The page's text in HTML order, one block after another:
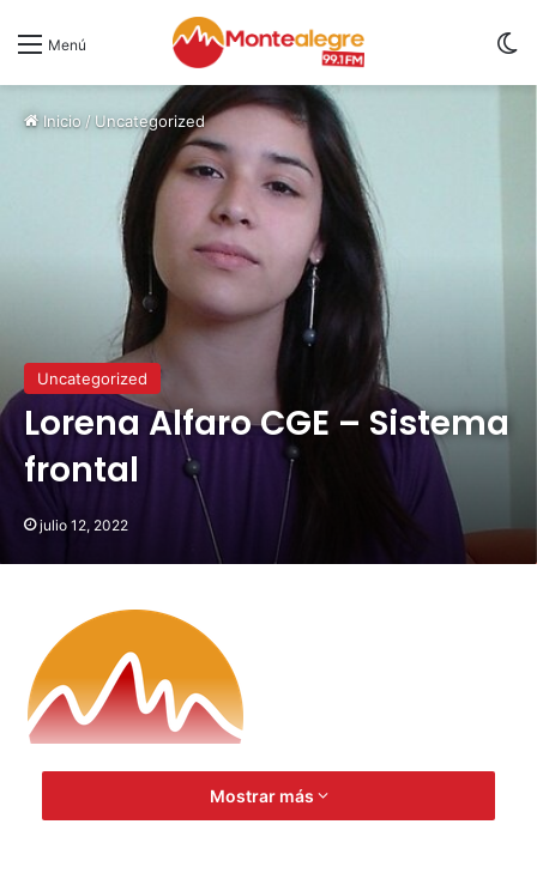
Menú
Inicio /Uncategorized
Uncategorized
Lorena Alfaro CGE – Sistema
frontal
julio 12, 2022
Mostrar más